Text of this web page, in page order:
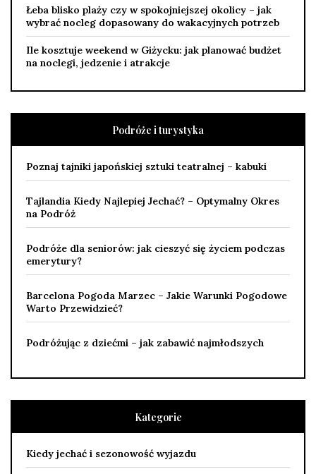
Łeba blisko plaży czy w spokojniejszej okolicy – jak
wybrać nocleg dopasowany do wakacyjnych potrzeb
Ile kosztuje weekend w Giżycku: jak planować budżet
na noclegi, jedzenie i atrakcje
Podróże i turystyka
Poznaj tajniki japońskiej sztuki teatralnej – kabuki
Tajlandia Kiedy Najlepiej Jechać? – Optymalny Okres
na Podróż
Podróże dla seniorów: jak cieszyć się życiem podczas
emerytury?
Barcelona Pogoda Marzec – Jakie Warunki Pogodowe
Warto Przewidzieć?
Podróżując z dziećmi – jak zabawić najmłodszych
Kategorie
Kiedy jechać i sezonowość wyjazdu